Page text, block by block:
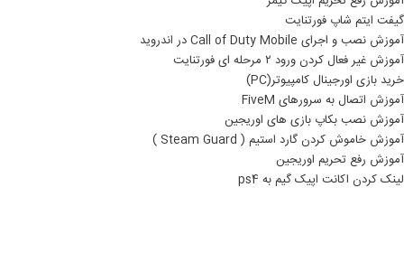
گیفت ایتم شاپ فورتنایت
آموزش نصب و اجرای Call of Duty Mobile در اندروید
آموزش غیر فعال کردن ورود ۲ مرحله ای فورتنایت
خرید بازی اورجینال کامپیوتر(PC)
آموزش اتصال به سرورهای FiveM
آموزش نصب بکاپ بازی های اوریجین
آموزش خاموش کردن گارد استیم ( Steam Guard )
آموزش رفع تحریم اوریجین
لینک کردن اکانت اپیک گیم به ps4